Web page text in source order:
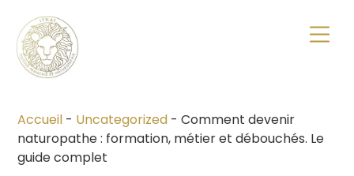
Accueil - Uncategorized -Comment devenir
naturopathe : formation, métier et débouchés. Le
guide complet